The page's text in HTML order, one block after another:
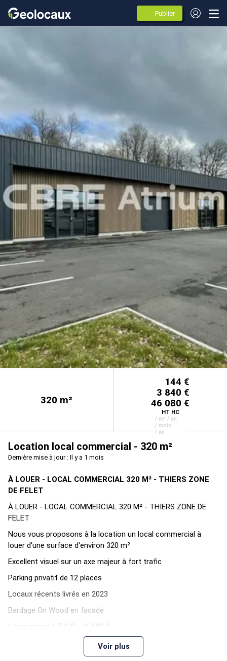
Publier
des
annonces
320 m²
144 €
3 840 €
46 080 €
HT HC
/ m² / an
/ mois
/ an
Location local commercial - 320 m²
Dernière mise à jour : Il y a 1 mois
À LOUER - LOCAL COMMERCIAL 320 M² - THIERS ZONE
DE FELET
À LOUER - LOCAL COMMERCIAL 320 M² - THIERS ZONE DE
FELET
Nous vous proposons à la location un local commercial à
louer d'une surface d'environ 320 m²
Excellent visuel sur un axe majeur à fort trafic
Parking privatif de 12 places
Locaux récents livrés en 2023
Bardage On Wood en facade
Loyer annuel HT/HC : 46 080 €
Taxe foncière à la charge du preneur
Honoraires de commercialisation : 30% HT du loyer annuel
Voir plus